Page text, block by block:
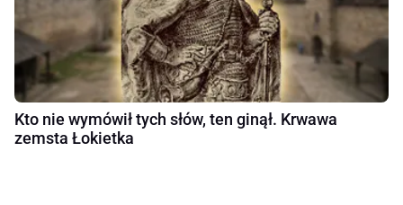
Kto nie wymówił tych słów, ten ginął. Krwawa
zemsta Łokietka